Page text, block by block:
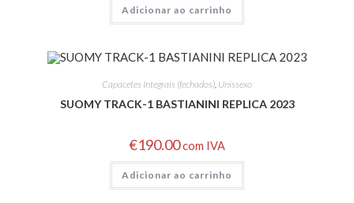
Adicionar ao carrinho
Capacetes Integrais (fechados) Unissexo
SUOMY TRACK-1 BASTIANINI REPLICA 2023
€190.00com IVA
Adicionar ao carrinho